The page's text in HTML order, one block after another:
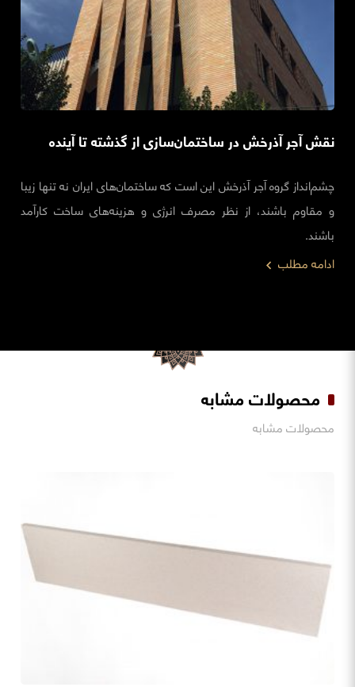
نقش آجر آذرخش در ساختمان‌سازی از گذشته تا آینده
چشم‌انداز گروه آجر آذرخش این است که ساختمان‌های ایران نه تنها زیبا
و مقاوم باشند، از نظر مصرف انرژی و هزینه‌های ساخت کارآمد
باشند.
ادامه مطلب
محصولات مشابه
محصولات مشابه